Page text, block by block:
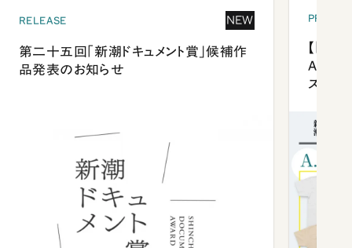
RELEASE NEW
第二十五回「新潮ドキュメント賞」候補作
品発表のお知らせ
【「新
ズプレ